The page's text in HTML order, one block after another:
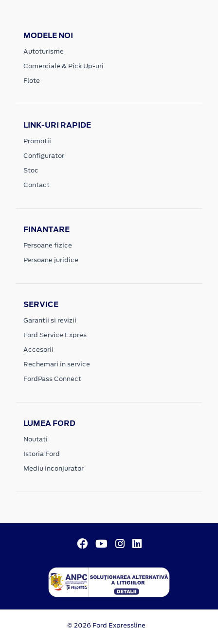
MODELE NOI
Autoturisme
Comerciale & Pick Up-uri
Flote
LINK-URI RAPIDE
Promotii
Configurator
Stoc
Contact
FINANTARE
Persoane fizice
Persoane juridice
SERVICE
Garantii si revizii
Ford Service Expres
Accesorii
Rechemari in service
FordPass Connect
LUMEA FORD
Noutati
Istoria Ford
Mediu inconjurator
© 2026 Ford Expressline